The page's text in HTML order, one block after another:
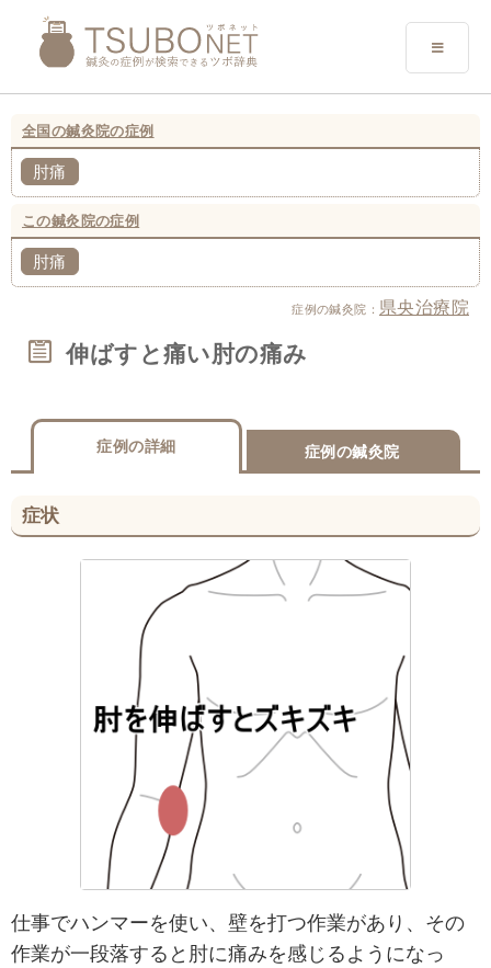
全国の鍼灸院の症例
肘痛
この鍼灸院の症例
肘痛
症例の鍼灸院： 県央治療院
伸ばすと痛い肘の痛み
症例の詳細 症例の鍼灸院
症状
仕事でハンマーを使い、壁を打つ作業があり、その
作業が一段落すると肘に痛みを感じるようになっ